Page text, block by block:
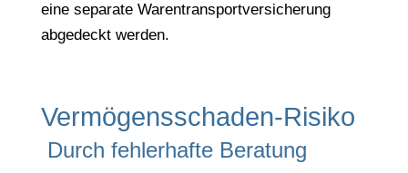
eine separate Warentransportversicherung
abgedeckt werden.
Vermögensschaden-Risiko
Durch fehlerhafte Beratung